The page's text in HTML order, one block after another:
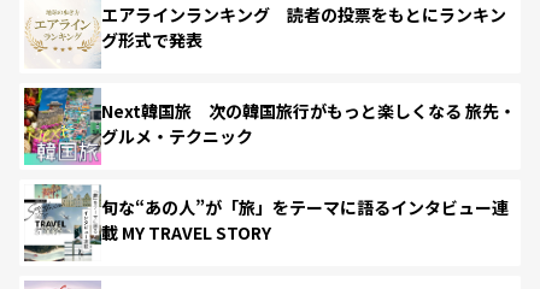
エアラインランキング 読者の投票をもとにランキン
グ形式で発表
Next韓国旅 次の韓国旅行がもっと楽しくなる 旅先・
グルメ・テクニック
旬な“あの人”が「旅」をテーマに語るインタビュー連
載 MY TRAVEL STORY